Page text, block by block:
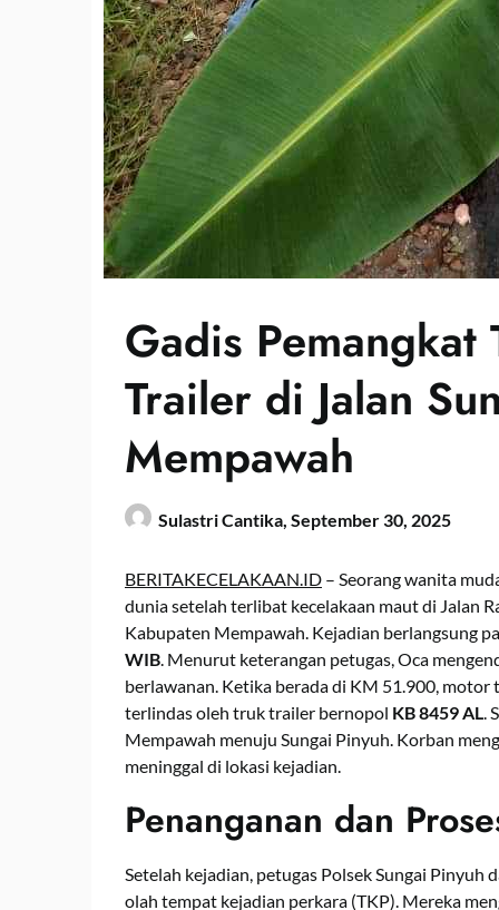
Gadis Pemangkat
Trailer di Jalan
Mempawah
Sulastri Cantika, September 30, 2025
BERITAKECELAKAAN.ID – Seorang wanita
dunia setelah terlibat kecelakaan maut di Jalan
Kabupaten Mempawah. Kejadian berlangsung
WIB. Menurut keterangan petugas, Oca
berlawanan. Ketika berada di KM 51.900,
terlindas oleh truk trailer bernopol KB 8459 AL.
Mempawah menuju Sungai Pinyuh. Korban
meninggal di lokasi kejadian.
Penanganan dan
Setelah kejadian, petugas Polsek Sungai Pinyuh
olah tempat kejadian perkara (TKP). Mereka